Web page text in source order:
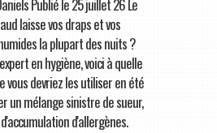
Publié le 25 juillet 26 Le
laisse vos draps et vos
la plupart des nuits ?
en hygiène, voici à quelle
vous devriez les utiliser en été
un mélange sinistre de sueur,
d'allergènes.